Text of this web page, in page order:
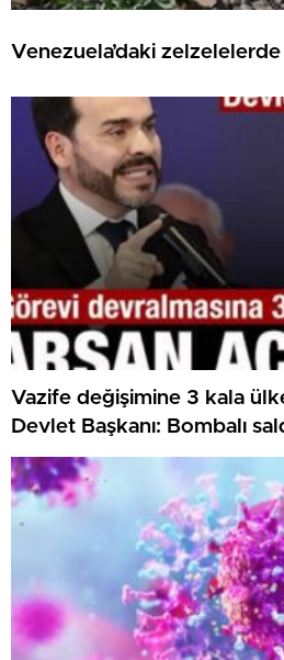
Venezuela’daki
Vazife değişimine 3 kala
Devlet Başkanı: Bombalı